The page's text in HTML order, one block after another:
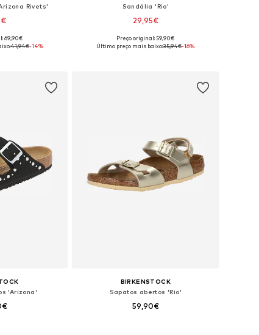
Rivets'
28, 29, 30, 31, 32
69,90€
41,94€-14%
Sandália 'Rio'
29,95€
Tamanhos disponíveis: 28, 30, 34
Preço original: 59,90€
Último preço mais baixo:35,94€-16%
'Arizona'
BIRKENSTOCK
Sapatos abertos 'Rio'
59,90€